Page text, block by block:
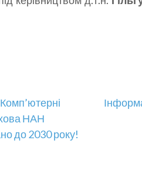
НАН
до 2030 року!